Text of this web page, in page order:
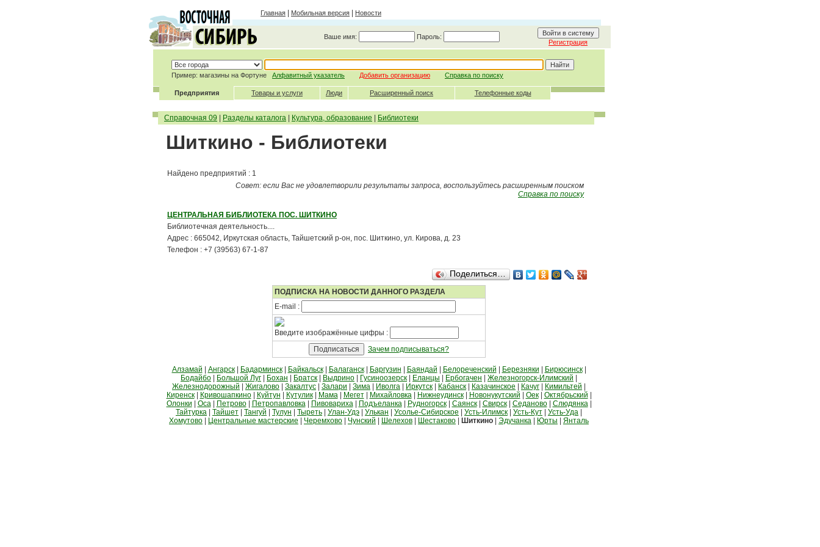
Главная Мобильная версия Новости
Ваше имя: Пароль:
Регистрация
Пример: магазины на Фортуне Алфавитный указатель Добавить организацию Справка по поиску
Предприятия Товары и услуги Люди Расширенный поиск Телефонные коды
Справочная 09 Разделы каталога Культура, образование Библиотеки
Шиткино - Библиотеки
Найдено предприятий : 1
Совет: если Вас не удовлетворили результаты запроса, воспользуйтесь расширенным поиском
Справка по поиску
ЦЕНТРАЛЬНАЯ БИБЛИОТЕКА ПОС. ШИТКИНО
Библиотечная деятельность....
Адрес : 665042, Иркутская область, Тайшетский р-он, пос. Шиткино, ул. Кирова, д. 23
Телефон : +7 (39563) 67-1-87
Поделиться…
ПОДПИСКА НА НОВОСТИ ДАННОГО РАЗДЕЛА
E-mail :
Введите изображённые цифры :
Зачем подписываться?
Алзамай Ангарск| Бадарминск| Байкальск| Балаганск| Баргузин Баяндай Белореченский Березняки Бирюсинск|
Бодайбо
Большой Луг Бохан Братск Выдрино Гусиноозерск Еланцы Ербогачен Железногорск-Илимский
Железнодорожный
Жигалово Закалтус Залари Зима Иволга Иркутск Кабанск Казачинское Качуг Кимильтей
Киренск| Кривошапкино| Куйтун Кутулик| Мама| Мегет| Михайловка| Нижнеудинск| Новонукутский Оек| Октябрьский
Олонки
Оса| Петрово| Петропавловка| Пивовариха| Подъеланка| Рудногорск| Саянск| Свирск| Седаново| Слюдянка|
Тайтурка
Тайшет Тангуй Тулун Тыреть Улан-Удэ Улькан Усолье-Сибирское Усть-Илимск Усть-Кут Усть-Уда
Хомутово
Центральные мастерские Черемхово Чунский Шелехов Шестаково Шиткино Эдучанка Юрты Янталь